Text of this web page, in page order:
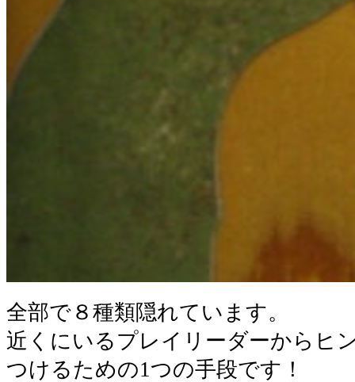
全部で８種類隠れています。
近くにいるプレイリーダーからヒ
つけるための1つの手段です！